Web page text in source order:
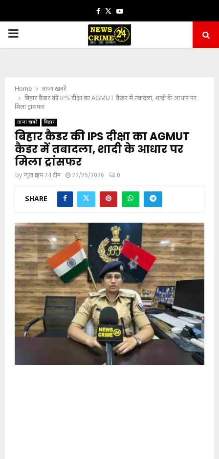
Facebook
TwitterYoutube
PRIMARY
Home
ताजा खबरें
बिहार कैडर की IPS दीक्षा का AGMUT कैडर में तबादला, शादी के आधार पर
मिला ट्रांसफर
ताजा खबरें बिहार
बिहार कैडर की IPS दीक्षा का AGMUT
कैडर में तबादला, शादी के आधार पर
मिला ट्रांसफर
byन्यूज़ क्राइम 24 टीम 23/05/2026 0
SHARE